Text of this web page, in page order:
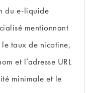
du e-liquide
mentionnant
taux de nicotine,
et l’adresse URL
minimale et le